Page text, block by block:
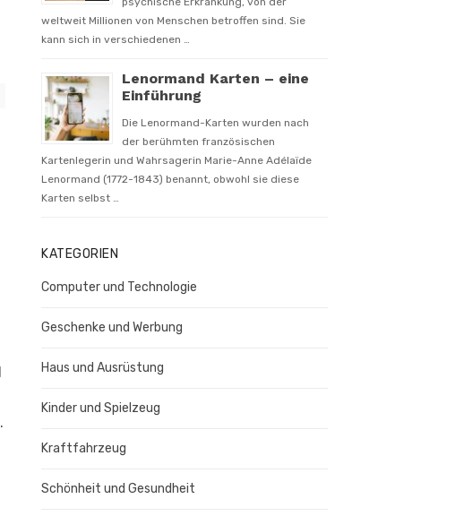
weltweit Millionen von Menschen betroffen sind. Sie
kann sich in verschiedenen …
Lenormand Karten – eine
Einführung
Die Lenormand-Karten wurden nach
der berühmten französischen
Kartenlegerin und Wahrsagerin Marie-Anne Adélaïde
Lenormand (1772-1843) benannt, obwohl sie diese
Karten selbst …
KATEGORIEN
Computer und Technologie
Geschenke und Werbung
Haus und Ausrüstung
Kinder und Spielzeug
Kraftfahrzeug
Schönheit und Gesundheit